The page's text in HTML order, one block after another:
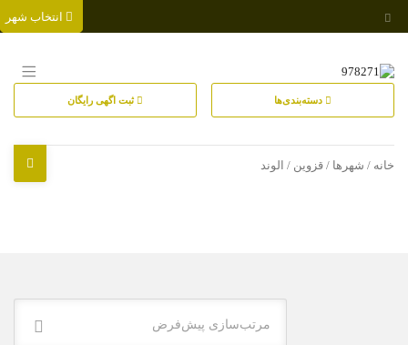
دسته‌بندی‌ها ثبت اگهی رایگان
خانه / شهرها / قزوین / الوند
مرتب‌سازی پیش‌فرض